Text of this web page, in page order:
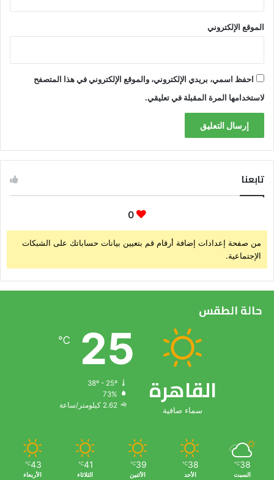
الموقع الإلكتروني
احفظ اسمي، بريدي الإلكتروني، والموقع الإلكتروني في هذا المتصفح
لاستخدامها المرة المقبلة في تعليقي.
تابعنا
0
من صفحة إعدادات إضافة أرقام قم بتعيين بيانات حساباتك على الشبكات
الإجتماعية.
حالة الطقس
القاهرة
سماء صافية
25
℃
38º - 25º
73%
2.62 كيلومتر/ساعة
38
℃
السبت
38
℃
الأحد
39
℃
الأثنين
41
℃
الثلاثاء
43
℃
الأربعاء